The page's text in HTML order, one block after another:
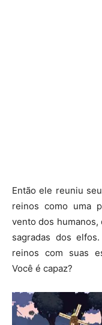
Então ele reuniu
reinos como uma
vento dos
sagradas dos
reinos com suas
Você é capaz?